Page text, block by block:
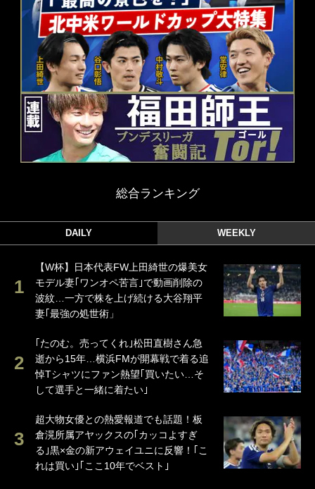
総合ランキング
DAILY WEEKLY
【W杯】日本代表FW上田綺世の爆美女
モデル妻｢ワンオペ苦言｣で動画削除の
波紋…一方で株を上げ続ける大谷翔平
妻｢最強の処世術」
｢たのむ。売ってくれ｣松田直樹さん急
逝から15年…横浜FMが開幕戦で着る追
悼Tシャツにファン熱望｢買いたい…そ
して選手と一緒に着たい｣
超大物女優との熱愛報道でも話題！板
倉滉所属アヤックスの｢カッコよすぎ
る｣黒×金の新アウェイユニに反響！｢こ
れは買い｣｢ここ10年でベスト｣